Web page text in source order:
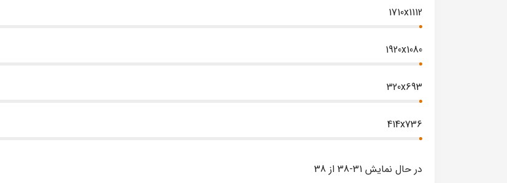
1710x1112
1920x1080
320x693
414x736
در حال نمایش 31-38 از 38